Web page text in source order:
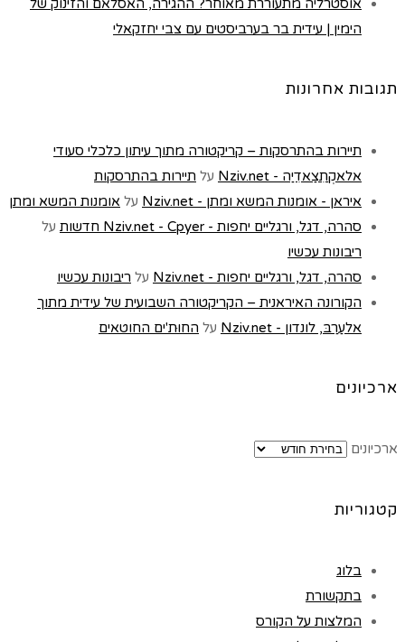
אוסטרליה מתעוררת מאוחר? ההגירה, האסלאם והזינוק של
הימין | עידית בר בערביסטים עם צבי יחזקאלי
תגובות אחרונות
תיירות בהתרסקות – קריקטורה מתוך עיתון כלכלי סעודי
אלאקְתִצַאדִיַה - Nziv.net
על תיירות בהתרסקות
איראן - אומנות המשא ומתן - Nziv.net
על אומנות המשא ומתן
סהרה, דגל, ורגליים יחפות - Nziv.net - Cpyer חדשות
על
ריבונות עכשיו
סהרה, דגל, ורגליים יחפות - Nziv.net
על ריבונות עכשיו
הקורונה האיראנית – הקריקטורה השבועית של עידית מתוך
אלעַרַבּ, לונדון - Nziv.net
על החוּת'ים החוטאים
ארכיונים
ארכיונים
קטגוריות
בלוג
בתקשורת
המלצות על הקורס